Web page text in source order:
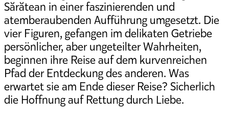
Sărătean in einer faszinierenden und
atemberaubenden Aufführung umgesetzt. Die
vier Figuren, gefangen im delikaten Getriebe
persönlicher, aber ungeteilter Wahrheiten,
beginnen ihre Reise auf dem kurvenreichen
Pfad der Entdeckung des anderen. Was
erwartet sie am Ende dieser Reise? Sicherlich
die Hoffnung auf Rettung durch Liebe.